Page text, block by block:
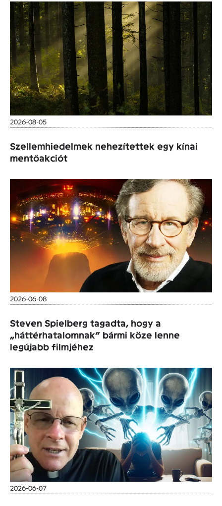
2026-08-05
Szellemhiedelmek nehezítettek egy kínai
mentőakciót
2026-06-08
Steven Spielberg tagadta, hogy a
„háttérhatalomnak” bármi köze lenne
legújabb filmjéhez
2026-06-07